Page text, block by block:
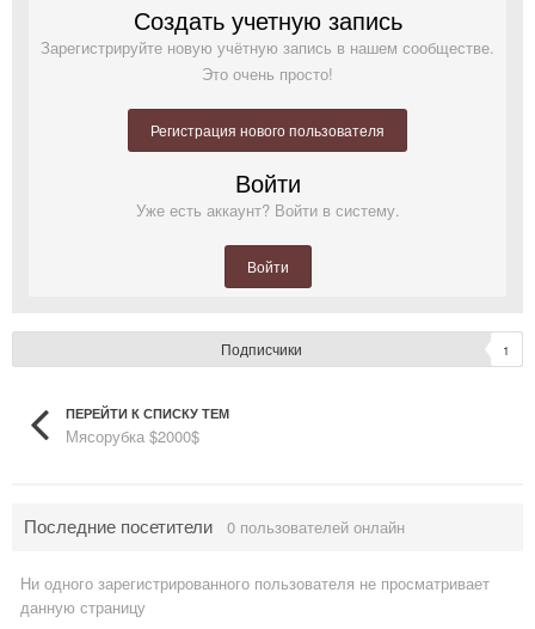
Создать учетную запись
Зарегистрируйте новую учётную запись в нашем сообществе.
Это очень просто!
Регистрация нового пользователя
Войти
Уже есть аккаунт? Войти в систему.
Войти
Подписчики 1
ПЕРЕЙТИ К СПИСКУ ТЕМ
Мясорубка $2000$
Последние посетители 0 пользователей онлайн
Ни одного зарегистрированного пользователя не просматривает
данную страницу